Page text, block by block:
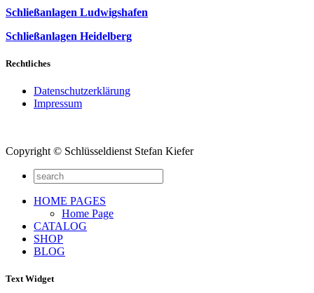
Schließanlagen Ludwigshafen
Schließanlagen Heidelberg
Rechtliches
Datenschutzerklärung
Impressum
Copyright © Schlüsseldienst Stefan Kiefer
HOME PAGES
Home Page
CATALOG
SHOP
BLOG
Text Widget